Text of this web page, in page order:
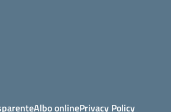
Albo onlinePrivacy Policy